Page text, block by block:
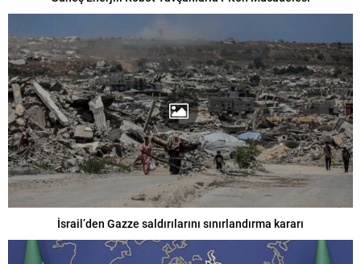
İsrail’den Gazze saldırılarını sınırlandırma kararı